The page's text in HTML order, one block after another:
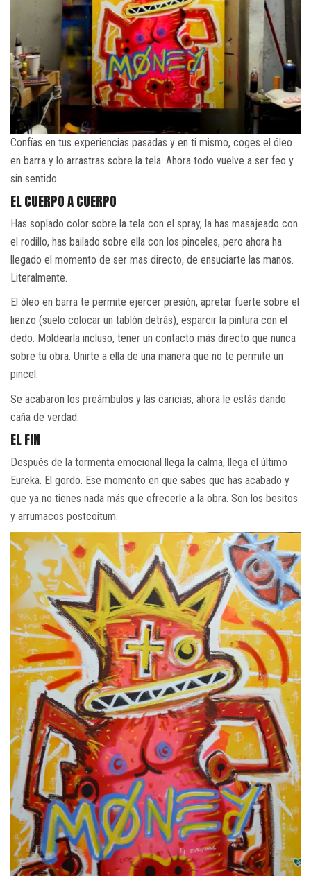
Confías en tus experiencias pasadas y en ti mismo, coges el óleo
en barra y lo arrastras sobre la tela. Ahora todo vuelve a ser feo y
sin sentido.
EL CUERPO A CUERPO
Has soplado color sobre la tela con el spray, la has masajeado con
el rodillo, has bailado sobre ella con los pinceles, pero ahora ha
llegado el momento de ser mas directo, de ensuciarte las manos.
Literalmente.
El óleo en barra te permite ejercer presión, apretar fuerte sobre el
lienzo (suelo colocar un tablón detrás), esparcir la pintura con el
dedo. Moldearla incluso, tener un contacto más directo que nunca
sobre tu obra. Unirte a ella de una manera que no te permite un
pincel.
Se acabaron los preámbulos y las caricias, ahora le estás dando
caña de verdad.
EL FIN
Después de la tormenta emocional llega la calma, llega el último
Eureka. El gordo. Ese momento en que sabes que has acabado y
que ya no tienes nada más que ofrecerle a la obra. Son los besitos
y arrumacos postcoitum.